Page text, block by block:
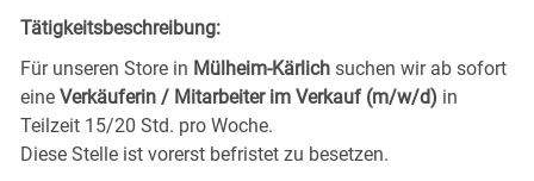
Tätigkeitsbeschreibung:
Für unseren Store in Mülheim-Kärlich suchen wir ab sofort
eine Verkäuferin / Mitarbeiter im Verkauf (m/w/d) in
Teilzeit 15/20 Std. pro Woche.
Diese Stelle ist vorerst befristet zu besetzen.